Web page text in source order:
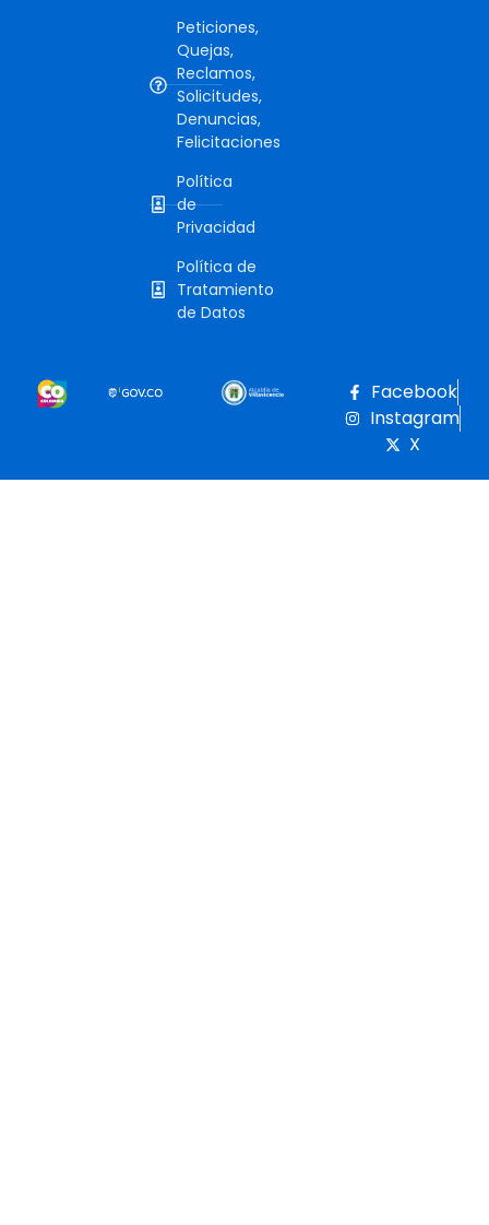
Peticiones,
Quejas,
Reclamos,
Solicitudes,
Denuncias,
Felicitaciones
Política
de
Privacidad
Política de
Tratamiento
de Datos
Facebook
Instagram
X